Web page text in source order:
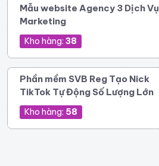
Mẫu website Agency 3 Dịch Vụ
Marketing
Kho hàng: 38
Phần mềm SVB Reg Tạo Nick
TikTok Tự Động Số Lượng Lớn
Kho hàng: 58